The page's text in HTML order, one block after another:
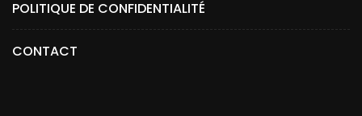
POLITIQUE DE CONFIDENTIALITÉ
CONTACT